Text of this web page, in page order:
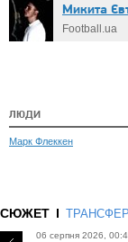
Микита
Football.ua
ЛЮДИ
Марк Флеккен
СЮЖЕТ
06 серпня 2026,